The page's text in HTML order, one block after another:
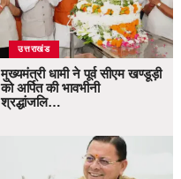
उत्तराखंड
मुख्यमंत्री धामी ने पूर्व सीएम खण्डूड़ी
को अर्पित की भावभीनी
श्रद्धांजलि…